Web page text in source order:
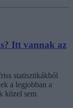
Itt vannak az
statisztikákból
a legjobban a
közel sem